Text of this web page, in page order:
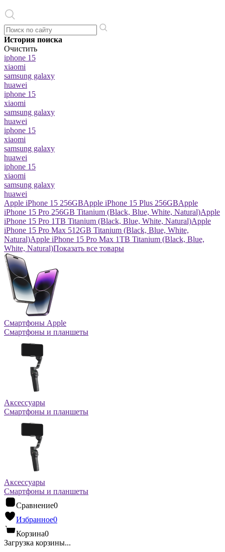
История поиска
Очистить
iphone 15
xiaomi
samsung galaxy
huawei
iphone 15
xiaomi
samsung galaxy
huawei
iphone 15
xiaomi
samsung galaxy
huawei
iphone 15
xiaomi
samsung galaxy
huawei
Apple iPhone 15 256GBApple iPhone 15 Plus 256GBApple
iPhone 15 Pro 256GB Titanium (Black, Blue, White, Natural)Apple
iPhone 15 Pro 1TB Titanium (Black, Blue, White, Natural)Apple
iPhone 15 Pro Max 512GB Titanium (Black, Blue, White,
Natural)Apple iPhone 15 Pro Max 1TB Titanium (Black, Blue,
White, Natural)Показать все товары
Смартфоны Apple
Смартфоны и планшеты
Аксессуары
Смартфоны и планшеты
Аксессуары
Смартфоны и планшеты
Сравнение0
Избранное0
Корзина0
Загрузка корзины...